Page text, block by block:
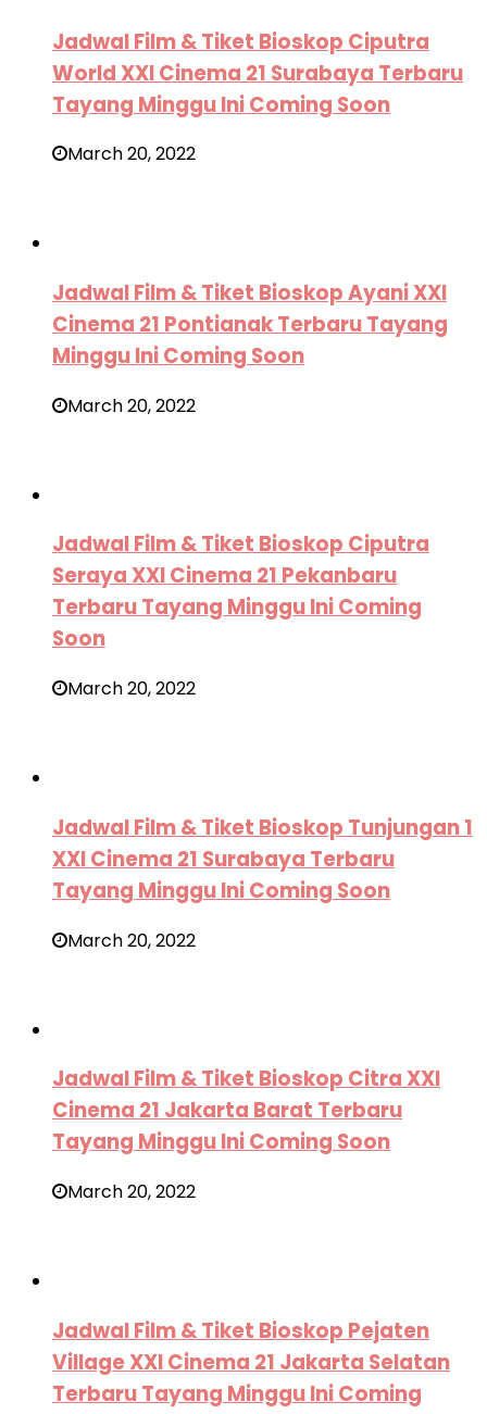
Jadwal Film & Tiket Bioskop Ciputra
World XXI Cinema 21 Surabaya Terbaru
Tayang Minggu Ini Coming Soon
March 20, 2022
Jadwal Film & Tiket Bioskop Ayani XXI
Cinema 21 Pontianak Terbaru Tayang
Minggu Ini Coming Soon
March 20, 2022
Jadwal Film & Tiket Bioskop Ciputra
Seraya XXI Cinema 21 Pekanbaru
Terbaru Tayang Minggu Ini Coming
Soon
March 20, 2022
Jadwal Film & Tiket Bioskop Tunjungan 1
XXI Cinema 21 Surabaya Terbaru
Tayang Minggu Ini Coming Soon
March 20, 2022
Jadwal Film & Tiket Bioskop Citra XXI
Cinema 21 Jakarta Barat Terbaru
Tayang Minggu Ini Coming Soon
March 20, 2022
Jadwal Film & Tiket Bioskop Pejaten
Village XXI Cinema 21 Jakarta Selatan
Terbaru Tayang Minggu Ini Coming